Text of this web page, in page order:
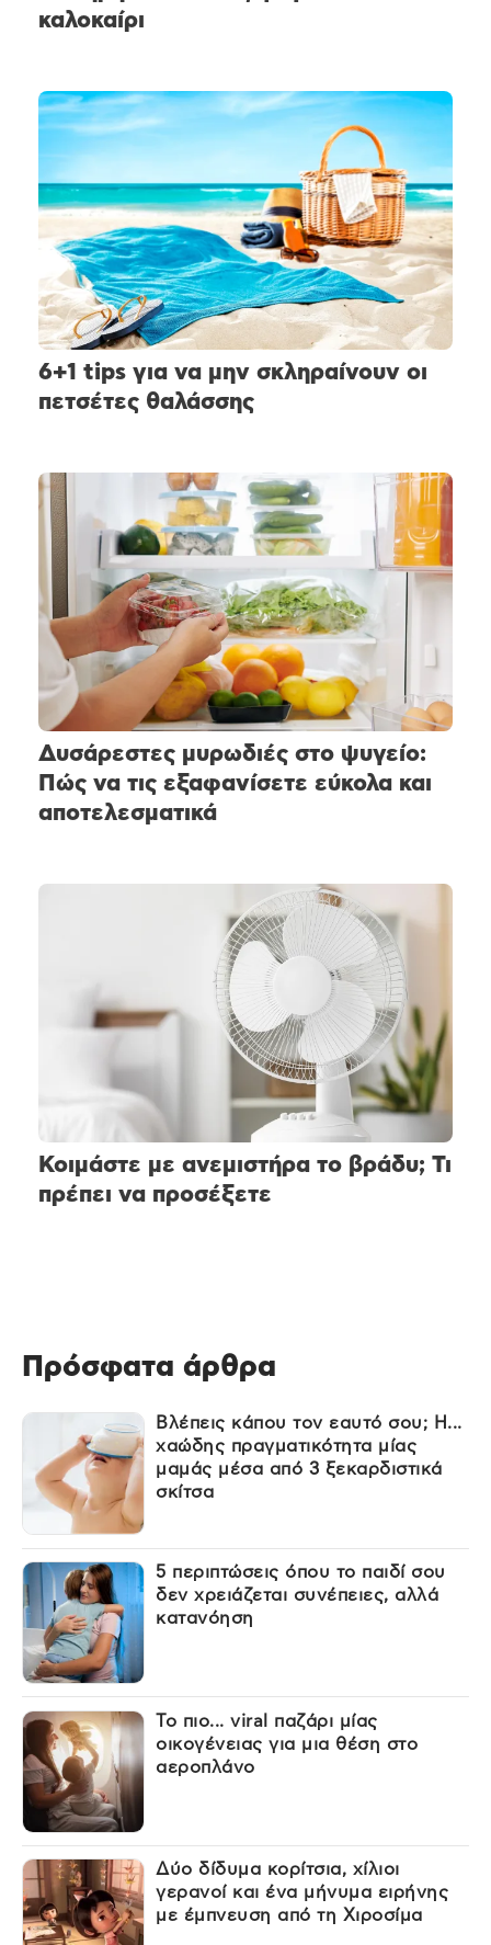
καλοκαίρι
6+1 tips για να μην σκληραίνουν οι
πετσέτες θαλάσσης
Δυσάρεστες μυρωδιές στο ψυγείο:
Πώς να τις εξαφανίσετε εύκολα και
αποτελεσματικά
Κοιμάστε με ανεμιστήρα το βράδυ; Τι
πρέπει να προσέξετε
Πρόσφατα άρθρα
Βλέπεις κάπου τον εαυτό σου; Η...
χαώδης πραγματικότητα μίας
μαμάς μέσα από 3 ξεκαρδιστικά
σκίτσα
5 περιπτώσεις όπου το παιδί σου
δεν χρειάζεται συνέπειες, αλλά
κατανόηση
Το πιο... viral παζάρι μίας
οικογένειας για μια θέση στο
αεροπλάνο
Δύο δίδυμα κορίτσια, χίλιοι
γερανοί και ένα μήνυμα ειρήνης
με έμπνευση από τη Χιροσίμα